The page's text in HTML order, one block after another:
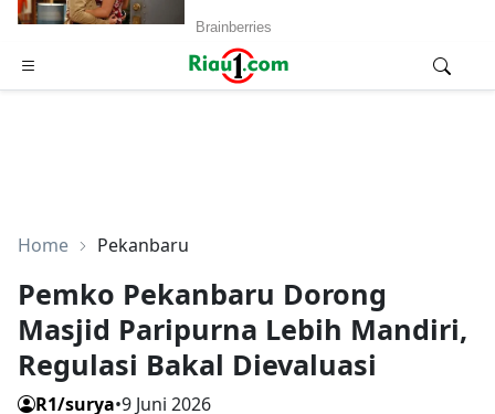
Home Pekanbaru
Pemko Pekanbaru Dorong
Masjid Paripurna Lebih Mandiri,
Regulasi Bakal Dievaluasi
R1/surya•9 Juni 2026